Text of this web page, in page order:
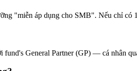
"miễn áp dụng cho SMB". Nếu chỉ có
General Partner (GP) — cá nhân